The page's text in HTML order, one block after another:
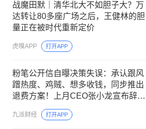
战魔田默｜清华北大不如胆子大？万
达转让80多座广场之后，王健林的胆
量正在被时代重新定价
虎嗅APP 打开APP
粉笔公开信自曝决策失误：承认跟风
蹭热度、鸡贼、想多收钱，同步推出
退费方案！上月CEO张小龙宣布辞
职，公司市值较巅峰已缩水超300亿港
元
九派财经 打开APP